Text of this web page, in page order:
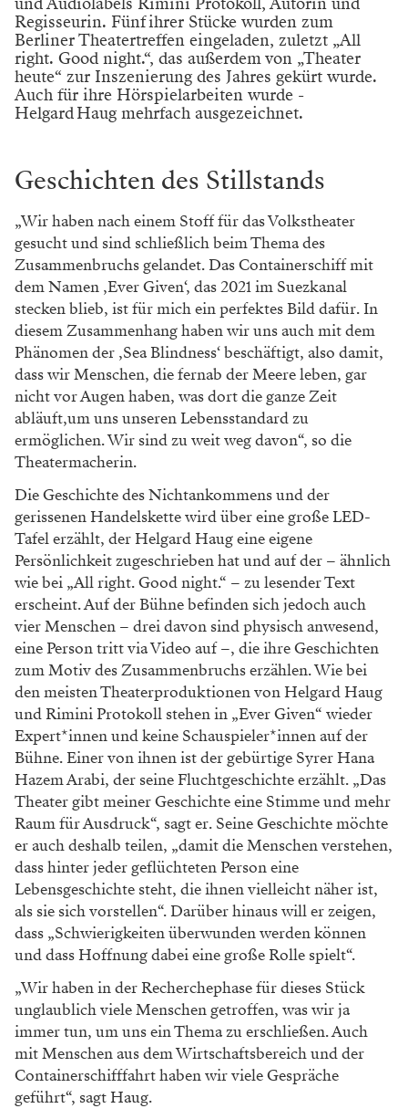
Regisseurin. Fünf ihrer Stücke wurden zum
Berliner Theatertreffen eingeladen, zuletzt „All
right. Good night.“, das außerdem von „Theater
heute“ zur ­Inszenierung des Jahres gekürt wurde.
Auch für ihre Hörspielarbeiten wurde ­
Helgard Haug mehrfach ausgezeichnet.
Geschichten des Stillstands
„Wir haben nach einem Stoff für das Volkstheater
gesucht und sind schließlich beim Thema des
Zusammenbruchs gelandet. Das Containerschiff mit
dem Namen ‚Ever Given‘, das 2021 im Suezkanal
stecken blieb, ist für mich ein perfektes Bild dafür. In
diesem Zusammenhang haben wir uns auch mit dem
Phänomen der ‚Sea Blindness‘ beschäftigt, also damit,
dass wir Menschen, die fernab der Meere leben, gar
nicht vor Augen haben, was dort die ganze Zeit
abläuft,um uns unseren Lebensstandard zu
ermöglichen. Wir sind zu weit weg davon“, so die
Theatermacherin.
Die Geschichte des Nichtankommens und der
gerissenen Handelskette wird über eine große LED-
Tafel erzählt, der Helgard Haug eine eigene
Persönlichkeit zugeschrieben hat und auf der – ähnlich
wie bei „All right. Good night.“ – zu lesender Text
erscheint. Auf der Bühne befinden sich jedoch auch
vier Menschen – drei davon sind physisch anwesend,
eine Person tritt via Video auf –, die ihre Geschichten
zum Motiv des Zusammenbruchs erzählen. Wie bei
den meisten Theaterproduktionen von Helgard Haug
und Rimini Protokoll stehen in „Ever Given“ wieder
Expert*innen und keine Schauspieler*innen auf der
Bühne. Einer von ihnen ist der gebürtige Syrer Hana
Hazem Arabi, der seine Fluchtgeschichte erzählt. „Das
Theater gibt meiner Geschichte eine Stimme und mehr
Raum für Ausdruck“, sagt er. Seine Geschichte möchte
er auch deshalb teilen, „damit die Menschen verstehen,
dass hinter jeder geflüchteten Person eine
Lebensgeschichte steht, die ihnen vielleicht näher ist,
als sie sich vorstellen“. Darüber hinaus will er zeigen,
dass „Schwierigkeiten überwunden werden können
und dass Hoffnung dabei eine große Rolle spielt“.
„Wir haben in der Recherchephase für dieses Stück
unglaublich viele Menschen getroffen, was wir ja
immer tun, um uns ein Thema zu erschließen. Auch
mit Menschen aus dem Wirtschaftsbereich und der
Containerschifffahrt haben wir viele Gespräche
geführt“, sagt Haug.